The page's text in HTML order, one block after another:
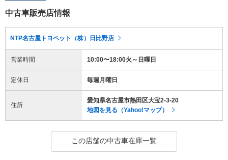
中古車販売店情報
NTP名古屋トヨペット（株）日比野店
営業時間 10:00〜18:00火～日曜日
定休日 毎週月曜日
住所
愛知県名古屋市熱田区大宝2-3-20
地図を見る（Yahoo!マップ）
この店舗の中古車在庫一覧